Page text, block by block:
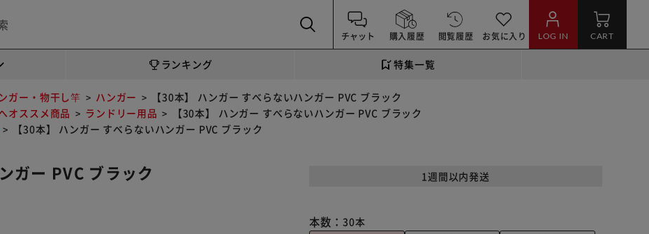
チャット 購入履歴 閲覧履歴 お気に入り LOG IN CART
ランキング 特集一覧
ガー・物干し竿 ハンガー
【30本】 ハンガー すべらないハンガー PVC ブラック
オススメ商品 ランドリー用品
【30本】 ハンガー すべらないハンガー PVC ブラック
【30本】 ハンガー すべらないハンガー PVC ブラック
ガー PVC ブラック
1週間以内発送
本数： 30本